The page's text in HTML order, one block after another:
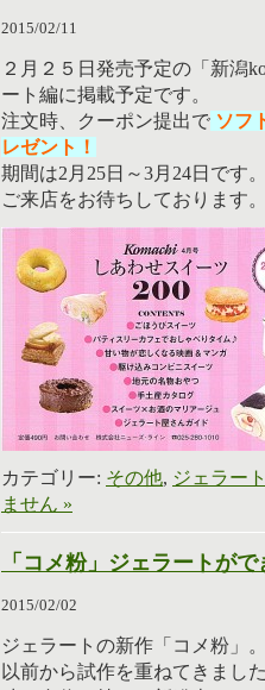
2015/02/11
２月２５日発売予定の「新潟
ート編に掲載予定です。
注文時、クーポン提出で ソフ
レゼント！
期間は2月25日～3月24日です
ご来店をお待ちしております
カテゴリー: その他, ジェラー
ません »
「コメ粉」ジェラートが
2015/02/02
ジェラートの新作「コメ粉」
以前から試作を重ねてきまし